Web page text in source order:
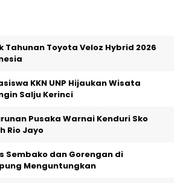
Tahunan Toyota Veloz Hybrid 2026
KKN UNP Hijaukan Wisata
Salju Kerinci
Pusaka Warnai Kenduri Sko
Rio Jayo
Sembako dan Gorengan di
Menguntungkan